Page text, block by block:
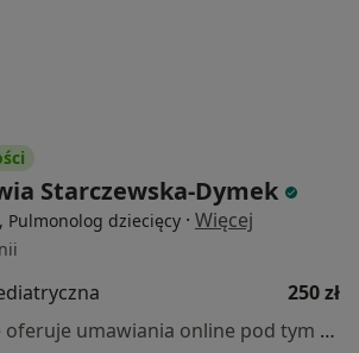
Starczewska-Dymek
Pulmonolog dziecięcy · Więcej
250 zł
Specjalista nie oferuje umawiania online pod tym adresem.